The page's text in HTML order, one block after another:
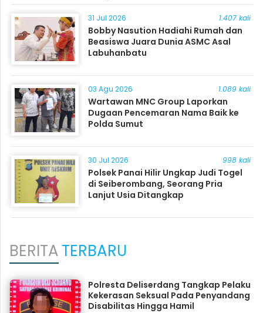
31 Jul 2026 1.407 kali
Bobby Nasution Hadiahi Rumah dan
Beasiswa Juara Dunia ASMC Asal
Labuhanbatu
03 Agu 2026 1.089 kali
Wartawan MNC Group Laporkan
Dugaan Pencemaran Nama Baik ke
Polda Sumut
30 Jul 2026 998 kali
Polsek Panai Hilir Ungkap Judi Togel
di Seiberombang, Seorang Pria
Lanjut Usia Ditangkap
BERITATERBARU
Polresta Deliserdang Tangkap Pelaku
Kekerasan Seksual Pada Penyandang
Disabilitas Hingga Hamil